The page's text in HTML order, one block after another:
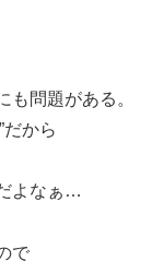
問題がある。
だから
よなぁ…
で